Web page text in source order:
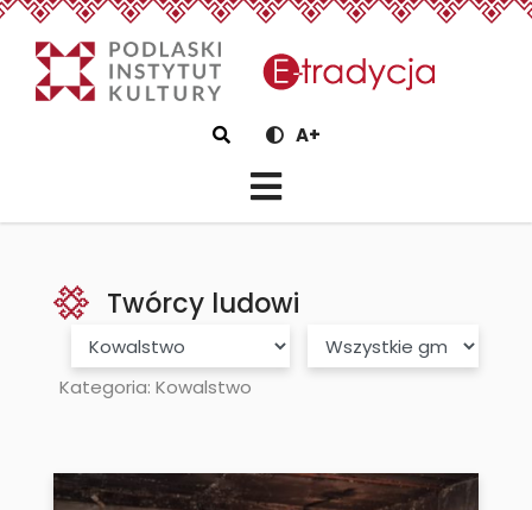
eTradycjaTwórcy ludowi -
Szukaj A+
Twórcy ludowi
Kategoria
Gmina
Kategoria: Kowalstwo